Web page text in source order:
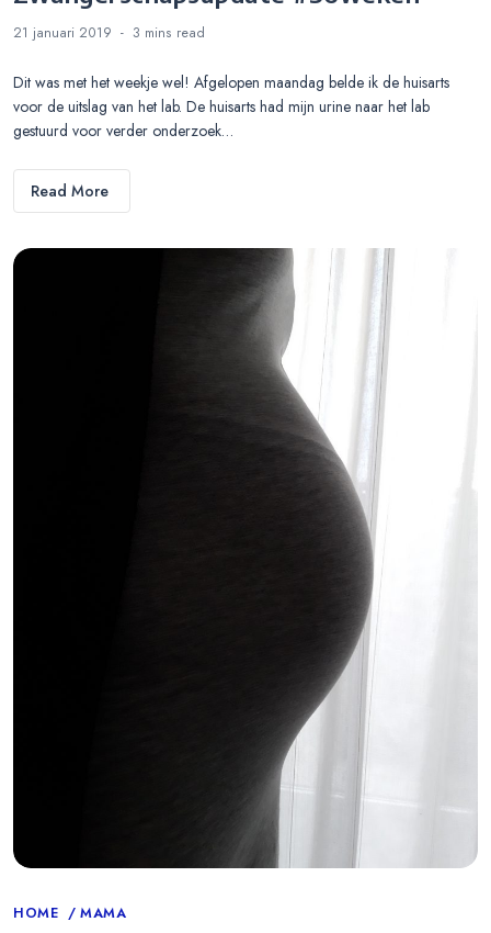
21 januari 2019 3 mins read
Dit was met het weekje wel! Afgelopen maandag belde ik de huisarts
voor de uitslag van het lab. De huisarts had mijn urine naar het lab
gestuurd voor verder onderzoek…
Read More
Categories
HOME MAMA